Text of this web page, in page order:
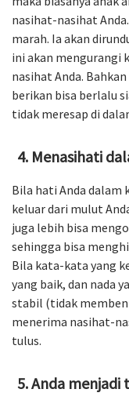
nasihat-nasihat
marah. Ia akan
ini akan mengurangi
nasihat Anda.
berikan bisa berlalu
tidak meresap di
Menasihati
Bila hati Anda dalam
keluar dari mulut
juga lebih bisa
sehingga bisa
Bila kata-kata yang
yang baik, dan nada
stabil (tidak
menerima nasihat-
tulus.
Anda menjadi